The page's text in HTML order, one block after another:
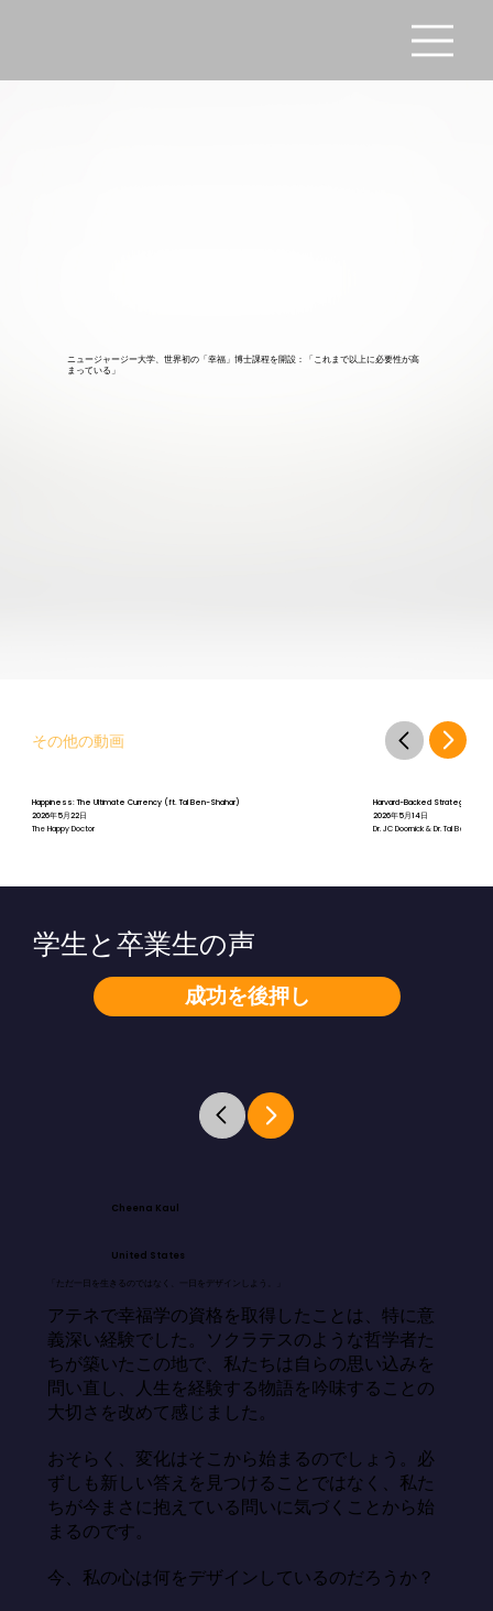
ニュージャージー大学、世界初の「幸福」博士課程を開設：「これまで以上に必要性が高
まっている」
その他の動画
Happiness: The Ultimate Currency (ft. Tal Ben-Shahar)
2026年5月22日
The Happy Doctor
Harvard-Backed Strategies for
2026年5月14日
Dr. JC Doornick & Dr. Tal Ben-
成功を後押し
学生と卒業生の声
Cheena Kaul
United States
「ただ一日を生きるのではなく、一日をデザインしよう。」
アテネで幸福学の資格を取得したことは、特に意
義深い経験でした。ソクラテスのような哲学者た
ちが築いたこの地で、私たちは自らの思い込みを
問い直し、人生を経験する物語を吟味することの
大切さを改めて感じました。
おそらく、変化はそこから始まるのでしょう。必
ずしも新しい答えを見つけることではなく、私た
ちが今まさに抱えている問いに気づくことから始
まるのです。
今、私の心は何をデザインしているのだろうか？